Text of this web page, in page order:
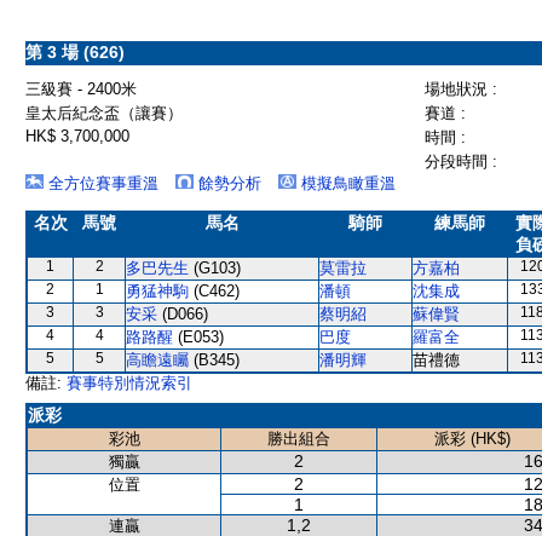
第 3 場 (626)
三級賽 - 2400米
場地狀況 :
皇太后紀念盃（讓賽）
賽道 :
HK$ 3,700,000
時間 :
分段時間 :
全方位賽事重溫
餘勢分析 模擬鳥瞰重溫
名次 馬號 馬名 騎師 練馬師
實
負
1 2 多巴先生 (G103) 莫雷拉 方嘉柏
2
1 勇猛神駒 (C462) 潘頓 沈集成
3
3 安采 (D066) 蔡明紹 蘇偉賢
4
4 路路醒 (E053) 巴度 羅富全
5
5 高瞻遠矚 (B345) 潘明輝 苗禮德
備註: 賽事特別情況索引
派彩
彩池 勝出組合
派彩 (HK$)
獨贏
2
位置 2
1
連贏 1,2